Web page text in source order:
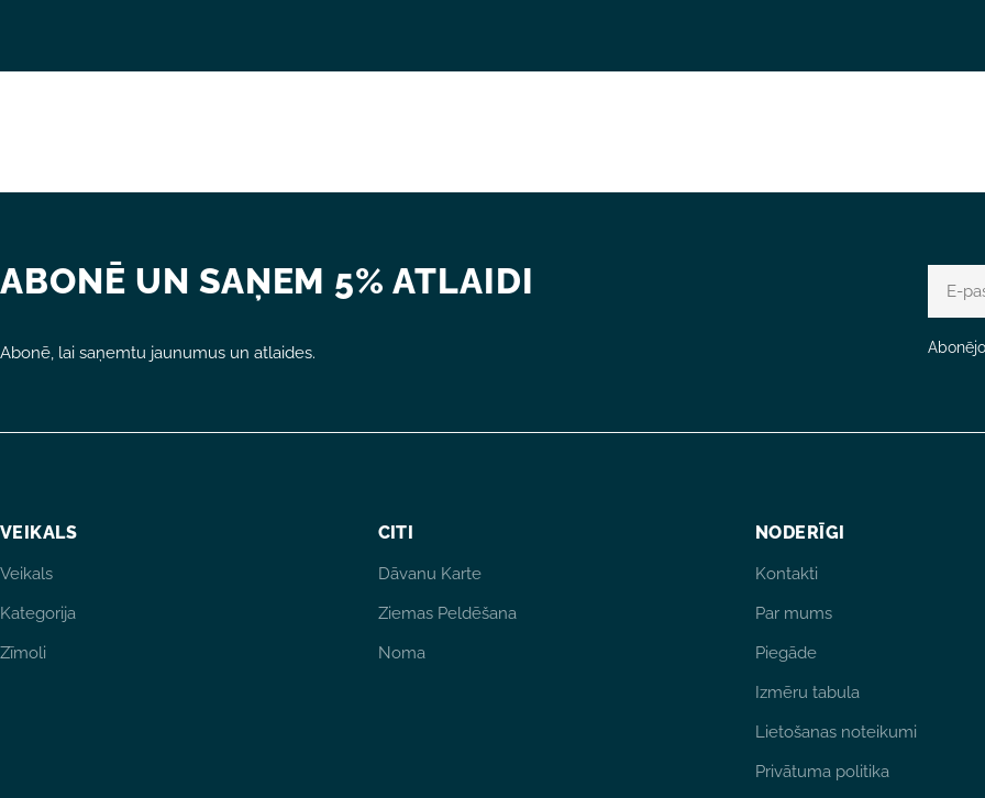
ABONĒ UN SAŅEM 5% ATLAIDI
Abonē, lai saņemtu jaunumus un atlaides.
pasts
VEIKALS
Veikals
Kategorija
Zīmoli
CITI
Dāvanu Karte
Ziemas Peldēšana
Noma
NODERĪGI
Kontakti
Par mums
Piegāde
Izmēru tabula
Lietošanas noteikumi
Privātuma politika